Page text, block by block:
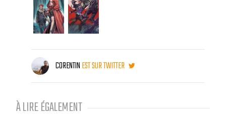
CORENTINEST SUR TWITTER
À LIRE ÉGALEMENT